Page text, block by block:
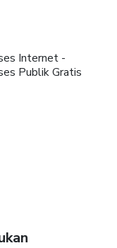
Internet -
Publik Gratis